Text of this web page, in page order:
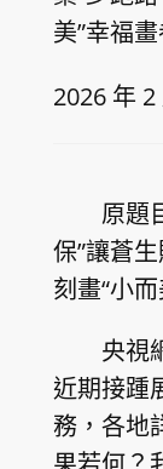
2026 年 2
原題
保”讓蒼
刻畫“小
央視
近期接踵
務，各地